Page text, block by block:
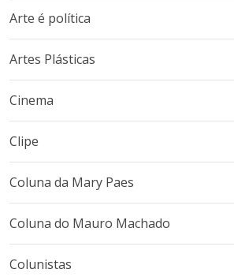
Arte é política
Artes Plásticas
Cinema
Clipe
Coluna da Mary Paes
Coluna do Mauro Machado
Colunistas